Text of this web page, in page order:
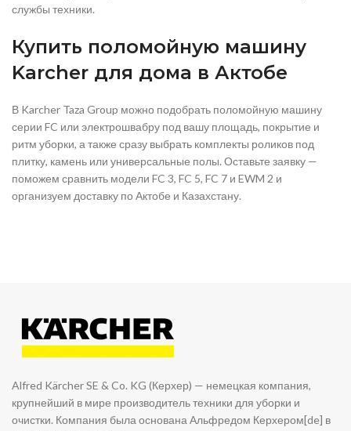
службы техники.
Купить поломойную машину
Karcher для дома в Актобе
В Karcher Taza Group можно подобрать поломойную машину
серии FC или электрошвабру под вашу площадь, покрытие и
ритм уборки, а также сразу выбрать комплекты роликов под
плитку, камень или универсальные полы. Оставьте заявку —
поможем сравнить модели FC 3, FC 5, FC 7 и EWM 2 и
организуем доставку по Актобе и Казахстану.
Alfred Kärcher SE & Co. KG (Керхер) — немецкая компания,
крупнейший в мире производитель техники для уборки и
очистки. Компания была основана Альфредом Керхером[de] в